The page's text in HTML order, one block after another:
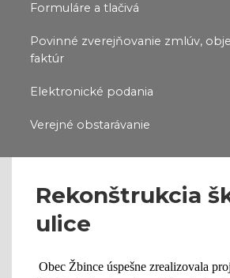
Formuláre a tlačivá
Povinné zverejňovanie zmlúv,
faktúr
Elektronické podania
Verejné obstarávanie
Rekonštrukcia
ulice
Obec Žbince úspešne zrealizovala